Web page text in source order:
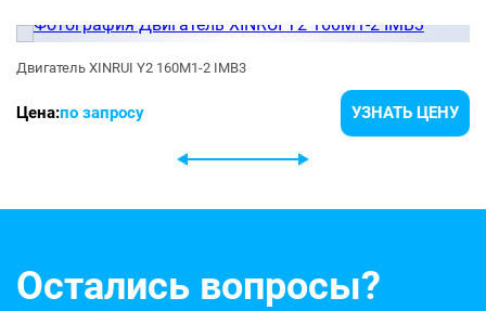
Двигатель XINRUI Y2 160M1-2 IMB3
Цена:по запросу УЗНАТЬ ЦЕНУ
Остались вопросы?